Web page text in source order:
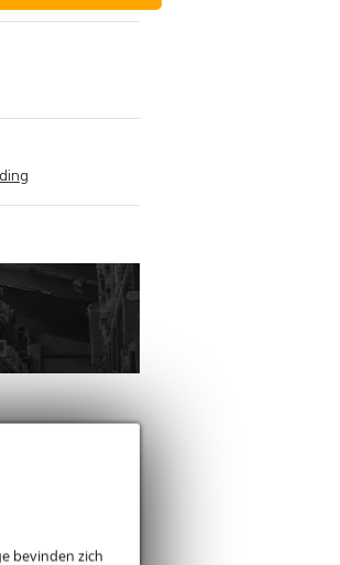
bevinden zich
een review